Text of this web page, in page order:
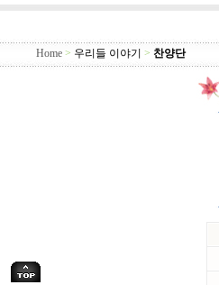
Home > 우리들 이야기 > 찬양단